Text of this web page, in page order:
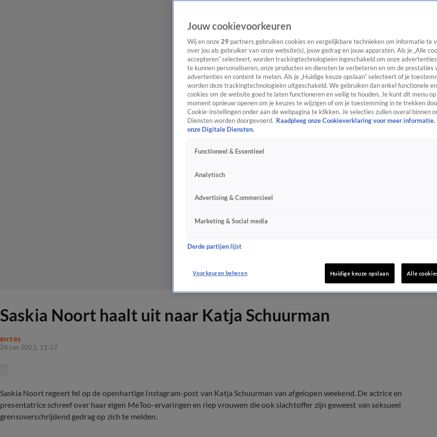
Saskia Noort haalt uit naar Katja Schuurman
BN'ERS
24 jan 2022, 11:37
Saskia Noort regeert fel op de openhartige Instagram-post van Katja Schuurman van afgelopen weekend. De actrice en
presentatrice schreef over haar eigen MeToo-ervaringen en riep vrouwen die ook slachtoffer zijn geweest van seksueel
grensoverschrijdend gedrag op zich te melden.
Jouw cookievoorkeuren
Wij en onze 29 partners gebruiken cookies en vergelijkbare technieken om informatie te
over jou als gebruiker van onze website(s), jouw gedrag en jouw apparaten. Als je „Alle
accepteren” selecteert, worden trackingtechnologieën ingeschakeld om onze
te kunnen personaliseren, onze producten en diensten te verbeteren en om de prestaties
advertenties en content te meten. Als je „Huidige keuze opslaan” selecteert of je
worden deze trackingtechnologieën uitgeschakeld. We gebruiken dan enkel functionele
cookies om de website goed te laten functioneren en veilig te houden. Je kunt dit menu
moment opnieuw openen om je keuzes te wijzigen of om je toestemming in te trekken
Cookie-instellingen onder aan de webpagina te klikken. Je selecties zullen overal binnen
Diensten worden doorgevoerd. Raadpleeg onze Cookieverklaring voor meer informatie.
onze Digitale Diensten.
Functioneel & Essentieel
Analytisch
Advertising & Commercieel
Marketing & Social media
Derde partijen lijst
Voorkeuren beheren Huidige keuze opslaan Alle